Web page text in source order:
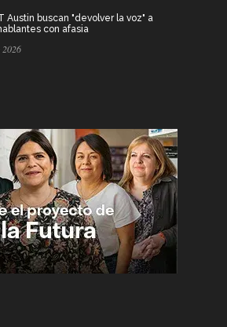
Austin buscan "devolver la voz" a
con afasia
2026